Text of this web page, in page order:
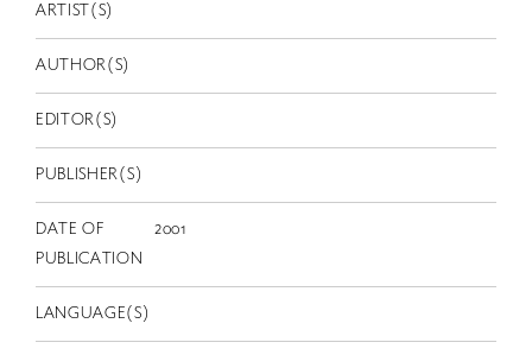
EN
ARTIST(S)
AUTHOR(S)
EDITOR(S)
PUBLISHER(S)
DATE OF
PUBLICATION
2001
LANGUAGE(S)